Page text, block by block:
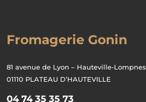
Fromagerie Gonin
81 avenue de Lyon – Hauteville-Lompnes
01110 PLATEAU D’HAUTEVILLE
04 74 35 35 73